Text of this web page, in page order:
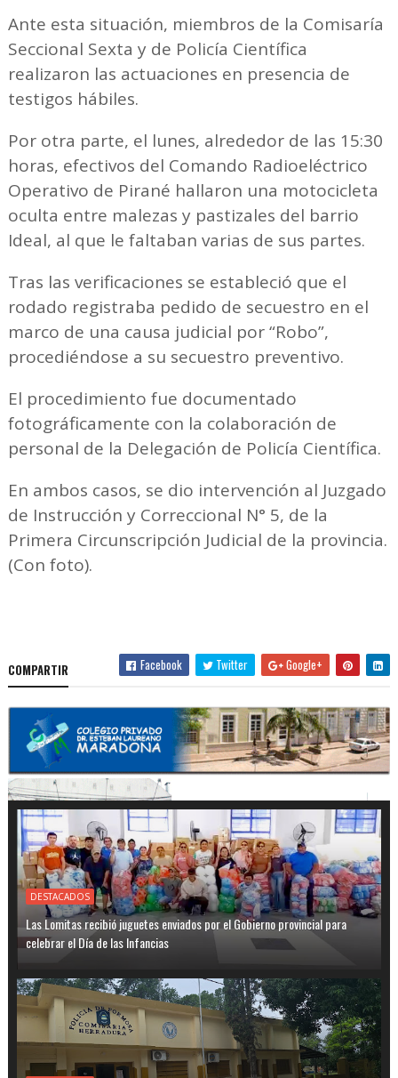
Ante esta situación, miembros de la Comisaría
Seccional Sexta y de Policía Científica
realizaron las actuaciones en presencia de
testigos hábiles.
Por otra parte, el lunes, alrededor de las 15:30
horas, efectivos del Comando Radioeléctrico
Operativo de Pirané hallaron una motocicleta
oculta entre malezas y pastizales del barrio
Ideal, al que le faltaban varias de sus partes.
Tras las verificaciones se estableció que el
rodado registraba pedido de secuestro en el
marco de una causa judicial por “Robo”,
procediéndose a su secuestro preventivo.
El procedimiento fue documentado
fotográficamente con la colaboración de
personal de la Delegación de Policía Científica.
En ambos casos, se dio intervención al Juzgado
de Instrucción y Correccional N° 5, de la
Primera Circunscripción Judicial de la provincia.
(Con foto).
COMPARTIR Facebook Twitter Google+
DESTACADOS
Las Lomitas recibió juguetes enviados por el Gobierno provincial para
celebrar el Día de las Infancias